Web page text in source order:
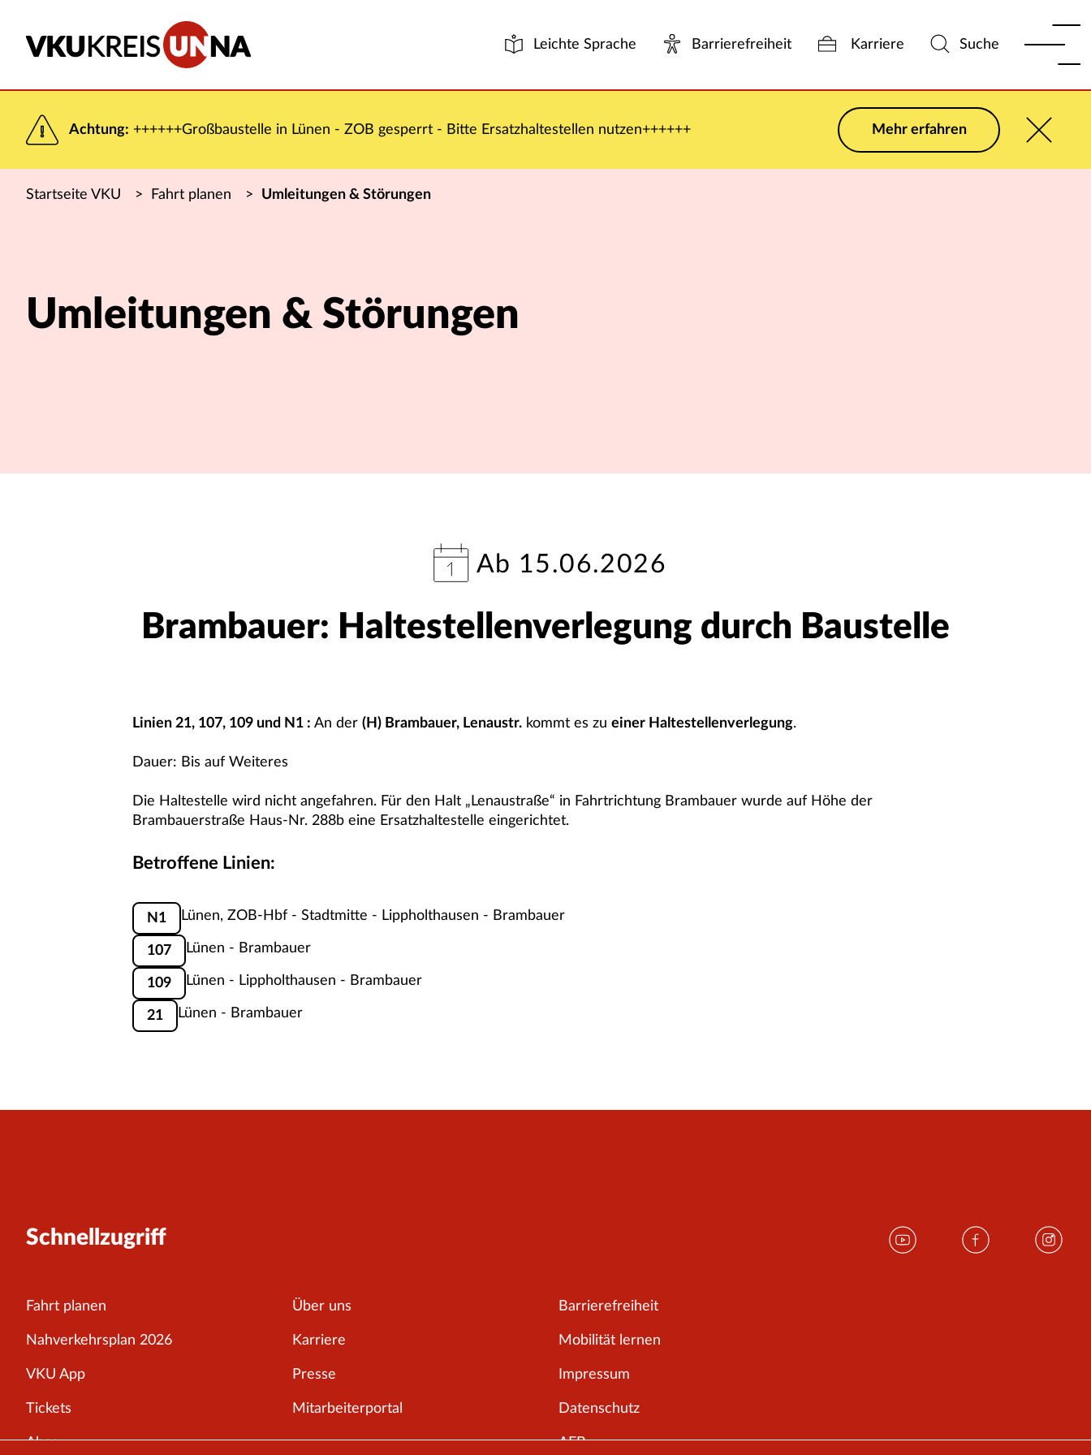
Leichte Sprache Barrierefreiheit Karriere Suche
Achtung: ++++++Großbaustelle in Lünen - ZOB gesperrt - Bitte Ersatzhaltestellen nutzen++++++ Mehr erfahren
Startseite VKU > Fahrt planen > Umleitungen & Störungen
Umleitungen & Störungen
Ab 15.06.2026
Brambauer: Haltestellenverlegung durch Baustelle
Linien 21, 107, 109 und N1 : An der (H) Brambauer, Lenaustr. kommt es zu einer Haltestellenverlegung.
Dauer: Bis auf Weiteres
Die Haltestelle wird nicht angefahren. Für den Halt „Lenaustraße“ in Fahrtrichtung Brambauer wurde auf Höhe der
Brambauerstraße Haus-Nr. 288b eine Ersatzhaltestelle eingerichtet.
Betroffene Linien:
N1 Lünen, ZOB-Hbf - Stadtmitte - Lippholthausen - Brambauer
107 Lünen - Brambauer
109 Lünen - Lippholthausen - Brambauer
21 Lünen - Brambauer
Schnellzugriff
Fahrt planen
Nahverkehrsplan 2026
VKU App
Tickets
Abos
Über uns
Karriere
Presse
Mitarbeiterportal
Barrierefreiheit
Mobilität lernen
Impressum
Datenschutz
AEB